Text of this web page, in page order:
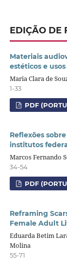
EDIÇÃO DE
Materiais
estéticos e
Maria Clara de
1-33
PDF
Reflexões
institutos
Marcos Fernando
34-54
PDF
Reframing
Female Adult
Eduarda Betim
Molina
55-71